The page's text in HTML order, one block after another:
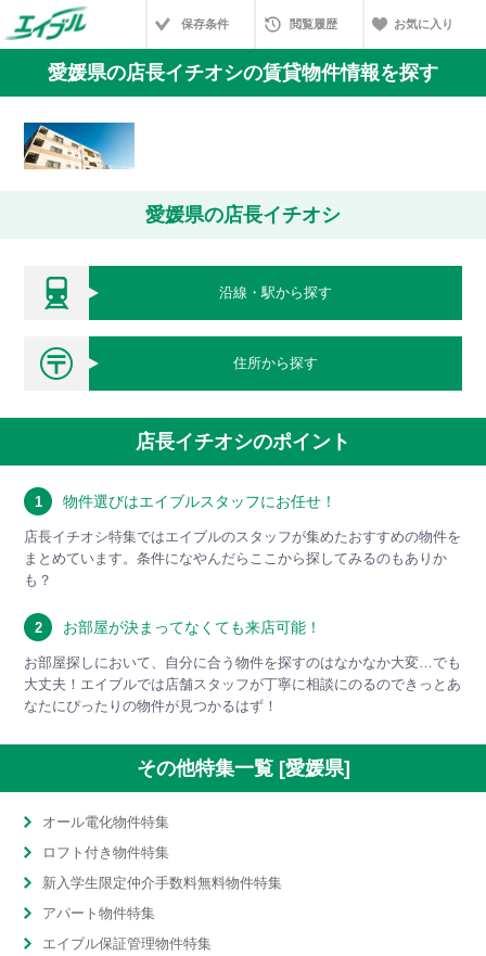
保存条件 閲覧履歴 お気に入り
愛媛県の店長イチオシの賃貸物件情報を探す
愛媛県の店長イチオシ
沿線・駅から探す
住所から探す
店長イチオシのポイント
1 物件選びはエイブルスタッフにお任せ！
店長イチオシ特集ではエイブルのスタッフが集めたおすすめの物件を
まとめています。条件になやんだらここから探してみるのもありか
も？
2 お部屋が決まってなくても来店可能！
お部屋探しにおいて、自分に合う物件を探すのはなかなか大変…でも
大丈夫！エイブルでは店舗スタッフが丁寧に相談にのるのできっとあ
なたにぴったりの物件が見つかるはず！
その他特集一覧 [愛媛県]
オール電化物件特集
ロフト付き物件特集
新入学生限定仲介手数料無料物件特集
アパート物件特集
エイブル保証管理物件特集